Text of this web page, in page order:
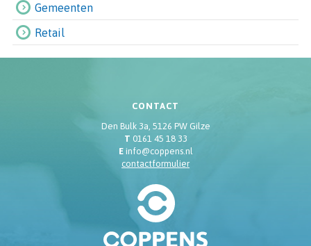
Gemeenten
Retail
CONTACT
Den Bulk 3a, 5126 PW Gilze
T 0161 45 18 33
Einfo@coppens.nl
contactformulier